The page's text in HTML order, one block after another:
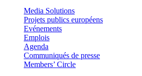
Media Solutions
Projets publics européens
Evénements
Emplois
Agenda
Communiqués de presse
Members’ Circle